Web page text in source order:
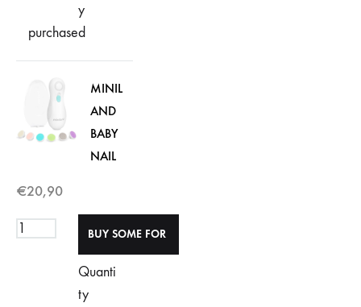
y
purchased
MINIL
AND
BABY
NAIL
€20,90
Quanti
ty